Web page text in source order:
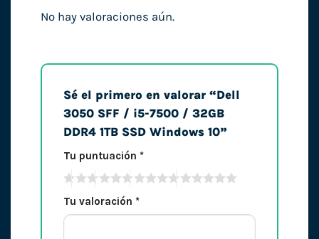
No hay valoraciones aún.
Sé el primero en valorar “Dell
3050 SFF / i5-7500 / 32GB
DDR4 1TB SSD Windows 10”
Tu puntuación *
Tu valoración *